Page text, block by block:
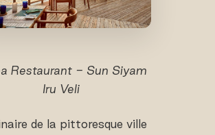
Restaurant - Sun Siyam
Iru Veli
de la pittoresque ville